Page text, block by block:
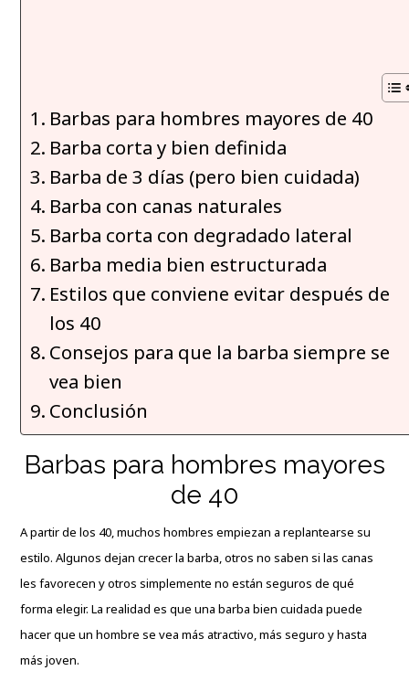
Barbas para hombres mayores de 40
Barba corta y bien definida
Barba de 3 días (pero bien cuidada)
Barba con canas naturales
Barba corta con degradado lateral
Barba media bien estructurada
Estilos que conviene evitar después de
los 40
Consejos para que la barba siempre se
vea bien
Conclusión
Barbas para hombres mayores
de 40
A partir de los 40, muchos hombres empiezan a replantearse su
estilo. Algunos dejan crecer la barba, otros no saben si las canas
les favorecen y otros simplemente no están seguros de qué
forma elegir. La realidad es que una barba bien cuidada puede
hacer que un hombre se vea más atractivo, más seguro y hasta
más joven.